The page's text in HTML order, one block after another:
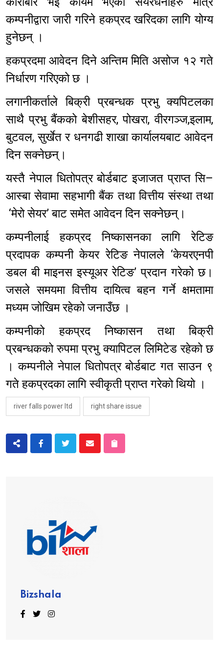
कम्पनीद्वारा जारी गरिने हकप्रद खरिदका लागि योग्य
हुनेछन् ।
हकप्रदमा आवेदन दिने अन्तिम मिति असोज १२ गते
निर्धारण गरिएको छ ।
लगानीकर्ताले बिक्री प्रबन्धक प्रभु क्यपिटलका
साथै प्रभु बैंकको बेशीसहर, पोखरा, वीरगञ्ज,इलाम,
बुटवल, सुर्खेत र धनगढी शाखा कार्यालयबाट आवेदन
दिन सक्नेछन्।
यस्तै नेपाल धितोपत्र बोर्डबाट इजाजत प्राप्त सि–
आस्बा सेवामा सहभागी बैंक तथा वित्तीय संस्था तथा
‘मेरो सेयर’ बाट समेत आवेदन दिन सक्नेछन्।
कम्पनीलाई हकप्रद निष्कासनका लागि रेटिङ
प्रदापक कम्पनी केयर रेटिङ नेपालले ‘केयरएनपी
डबल बी माइनस इस्यूअर रेटिङ’ प्रदान गरेको छ।
जसले समयमा वित्तीय दायित्व बहन गर्ने क्षमतामा
मध्यम जोखिम रहेको जनाउँछ ।
कम्पनीको हकप्रद निष्कासन तथा बिक्री
प्रबन्धकको रुपमा प्रभु क्यापिटल लिमिटेड रहेको छ
। कम्पनीले नेपाल धितोपत्र बोर्डबाट गत साउन ९
गते हकप्रदका लागि स्वीकृती प्राप्त गरेको थियो ।
river falls power ltd right share issue
Bizshala